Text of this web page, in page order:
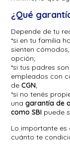
¿Qué
Depende de tu
*si en tu familia
sienten
opción;
*si tus padres
empleados con
deCGN;
*si no tenés
unagarantía de
como SBI puede
Lo importante es
cuánto te